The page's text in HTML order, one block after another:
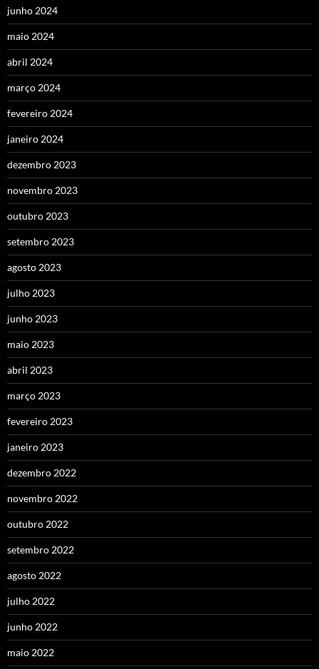
junho 2024
maio 2024
abril 2024
março 2024
fevereiro 2024
janeiro 2024
dezembro 2023
novembro 2023
outubro 2023
setembro 2023
agosto 2023
julho 2023
junho 2023
maio 2023
abril 2023
março 2023
fevereiro 2023
janeiro 2023
dezembro 2022
novembro 2022
outubro 2022
setembro 2022
agosto 2022
julho 2022
junho 2022
maio 2022